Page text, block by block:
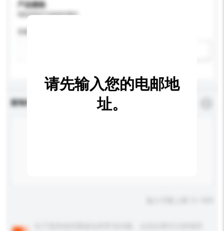
产品规格
请提供您对产品的特定要求。
查询内容
请先输入您的电邮地
址。